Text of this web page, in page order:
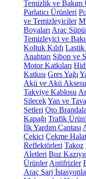
Temizlik ve Bakım
Parlatıcı Ürünleri
ve Temizleyiciler
Boyaları Araç
Temizleyici ve
Koltuk Kılıfı Lastik
Anahtarı Sibop ve
Motor Katkıları
Katkısı Gres Yağı
Akü ve Akü
Takviye Kablosu
SilecekYan ve
Setleri Oto
Kapağı Trafik
İlk Yardım Çantası
Çekici Çekme
Reflektörleri Takoz
Aletleri Buz
Ürünler Antifrizler
Araç Şarj